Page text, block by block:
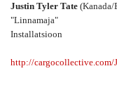
Justin Tyler Tate (Kanada/
"Linnamaja"
Installatsioon
http://cargocollective.com/